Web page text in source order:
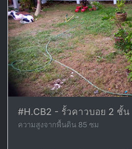
#H.CB2 - รั้วคาวบอย 2 ชั้น
ความสูงจากพื้นดิน 85 ซม